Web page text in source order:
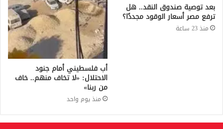
بعد توصية صندوق النقد.. هل
ترفع مصر أسعار الوقود مجددًا؟
منذ 23 ساعة
أب فلسطيني أمام جنود
الاحتلال: «لا تخاف منهم.. خاف
من ربنا»
منذ يوم واحد